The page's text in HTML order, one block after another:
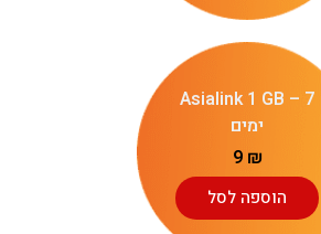
Asialink 1 GB – 7
ימים
9 ₪
הוספה לסל